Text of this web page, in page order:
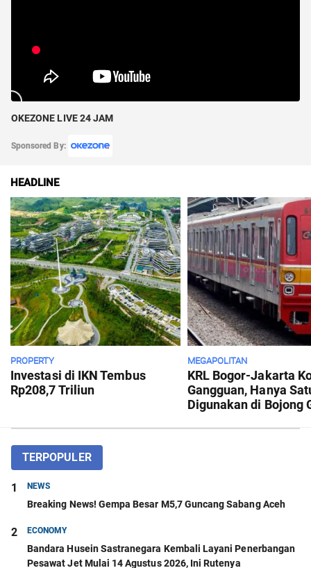
OKEZONE LIVE 24 JAM
Sponsored By:
HEADLINE
PROPERTY
Investasi di IKN Tembus
Rp208,7 Triliun
MEGAPOLITAN
KRL Bogor-Jakarta
Gangguan, Hanya
Digunakan di Bojong
TERPOPULER
1 NEWS
Breaking News! Gempa Besar M5,7 Guncang Sabang Aceh
2 ECONOMY
Bandara Husein Sastranegara Kembali Layani Penerbangan
Pesawat Jet Mulai 14 Agustus 2026, Ini Rutenya